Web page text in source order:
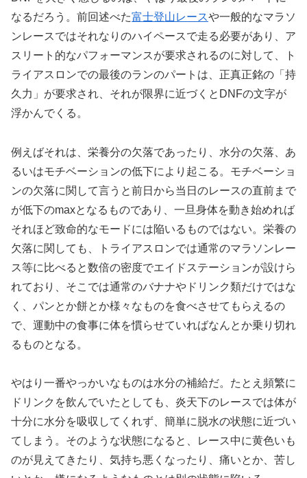
なるだろう。前回述べた富士登山レースや一般的なマラソ
ンレースではそれなりのハイペースで走る必要があり、ア
スリート的なパフォーマンスが要求されるのに対して、ト
ライアスロンでの最後のランのパートは、正真正銘の「持
久力」が要求され、それが限界に近づくとDNFの文字が
浮かんでくる。
例えばそれは、栄養分の欠落であったり、水分の欠落、あ
るいはモチベーションの低下により起こる。モチベーショ
ンの欠落に関して言うと前日から当日のレースの直前まで
が低下のmaxとなるものであり、一旦身体を動き始めれば
それほど致命的なモードには陥いるものではない。栄養の
欠落に関しても、トライアスロンでは通常のマラソンレー
ス等に比べると数倍の密度でエイドステーションが設けら
れており、そこでは通常のバナナやドリンク類だけではな
く、パンとか餅とか様々なものを食べさせてもらえるの
で、運動中の食事に体を慣らせていればなんとか乗り切れ
るものとなる。
やはり一番やっかいなものは水分の補給だ。たとえ頻繁に
ドリンクを飲んでいたとしても、炎天下のレースでは体が
十分に水分を吸収してくれず、簡単に脱水の状態に近づい
てしまう。そのような状態になると、レース中に黄色いも
のが見えてきたり、気持ち悪くなったり、痛いとか、苦し